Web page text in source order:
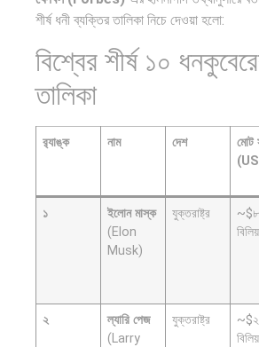
সংখ্যা…
সব সভ্যতারই
তো পতন হয়:
প্রথাগত মেধা,
গভর্নেন্স ও…
শীর্ষ ধনী ব্যক্তির তালিকা নিচে দেওয়া হলো:
বিশ্বের শীর্ষ ১০
তালিকা
র‍্যাঙ্ক নাম দেশ
মোট
১
ইলোন মাস্ক
(Elon
Musk)
যুক্তরাষ্ট্র
২
ল্যারি পেজ
(Larry
যুক্তরাষ্ট্র